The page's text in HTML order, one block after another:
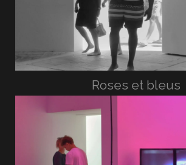
Roses et bleus